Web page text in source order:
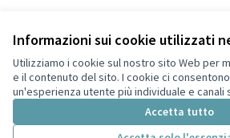
Informazioni sui cookie utilizzati
Utilizziamo i cookie sul nostro sito Web per
e il contenuto del sito. I cookie ci
un'esperienza utente più individuale e canali
Accetta tutto
Termini di servizio
Impostazioni dei cookie
Italiano
Choose languageScegli la lingua